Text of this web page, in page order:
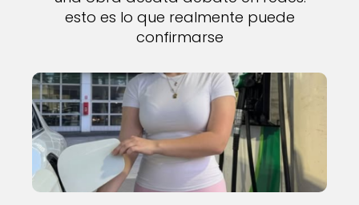
esto es lo que realmente puede
confirmarse